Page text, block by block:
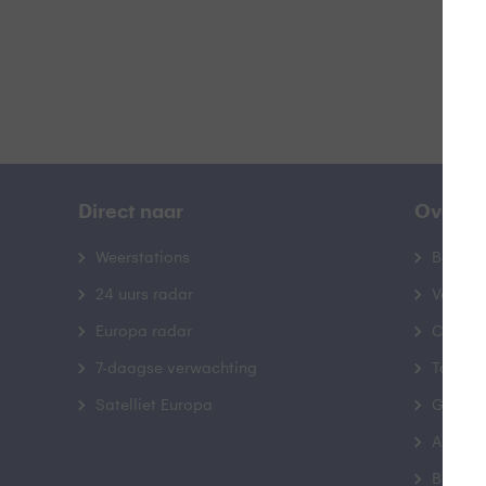
Direct naar
Weerstations
24 uurs radar
Europa radar
7-daagse verwachting
Satelliet Europa
Over
Contact